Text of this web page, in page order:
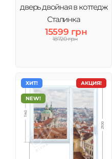
дверь двойная в коттедж
Сталинка
15599 грн
18720 грн
АКЦИЯ!
ХИТ!
NEW!